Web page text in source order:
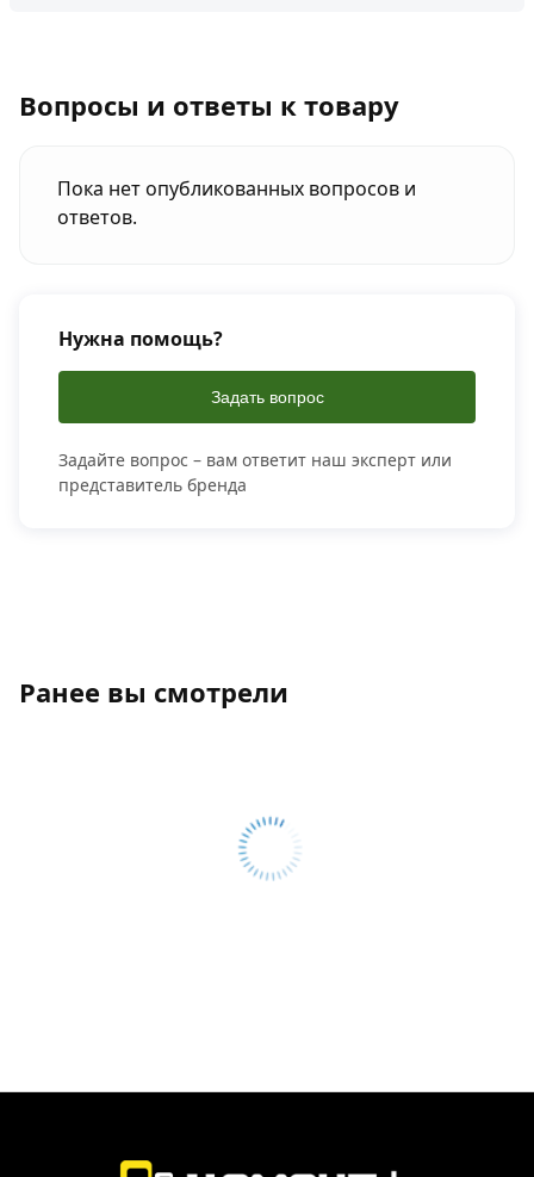
Вопросы и ответы к товару
Пока нет опубликованных вопросов и
ответов.
Нужна помощь?
Задать вопрос
Задайте вопрос – вам ответит наш эксперт или
представитель бренда
Ранее вы смотрели